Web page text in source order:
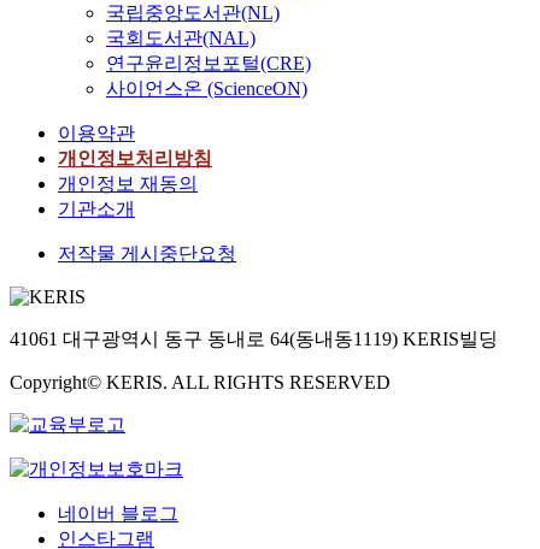
국립중앙도서관(NL)
국회도서관(NAL)
연구윤리정보포털(CRE)
사이언스온 (ScienceON)
이용약관
개인정보처리방침
개인정보 재동의
기관소개
저작물 게시중단요청
41061 대구광역시 동구 동내로 64(동내동1119) KERIS빌딩
Copyright© KERIS. ALL RIGHTS RESERVED
네이버 블로그
인스타그램